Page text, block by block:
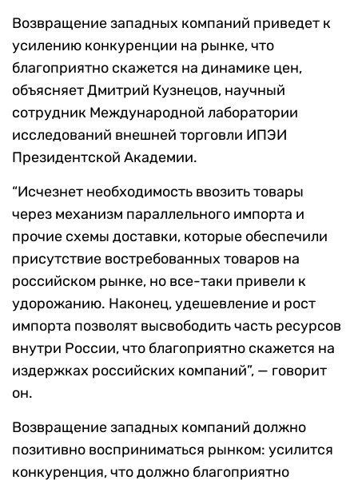
Возвращение западных компаний приведет к
усилению конкуренции на рынке, что
благоприятно скажется на динамике цен,
объясняет Дмитрий Кузнецов, научный
сотрудник Международной лаборатории
исследований внешней торговли ИПЭИ
Президентской Академии.
“Исчезнет необходимость ввозить товары
через механизм параллельного импорта и
прочие схемы доставки, которые обеспечили
присутствие востребованных товаров на
российском рынке, но все-таки привели к
удорожанию. Наконец, удешевление и рост
импорта позволят высвободить часть ресурсов
внутри России, что благоприятно скажется на
издержках российских компаний”, — говорит
он.
Возвращение западных компаний должно
позитивно восприниматься рынком: усилится
конкуренция, что должно благоприятно